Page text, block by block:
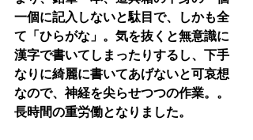
一個に記入しないと駄目で、しかも全
て「ひらがな」。気を抜くと無意識に
漢字で書いてしまったりするし、下手
なりに綺麗に書いてあげないと可哀想
なので、神経を尖らせつつの作業。。
長時間の重労働となりました。